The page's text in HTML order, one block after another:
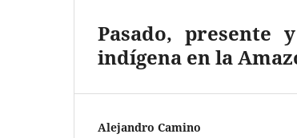
Pasado, presente
indígena en la
Alejandro Camino